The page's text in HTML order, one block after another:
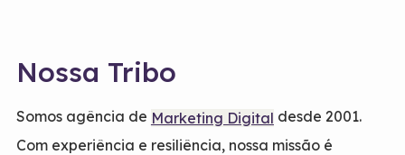
Nossa Tribo
Somos agência de Marketing Digital desde 2001.
Com experiência e resiliência, nossa missão é